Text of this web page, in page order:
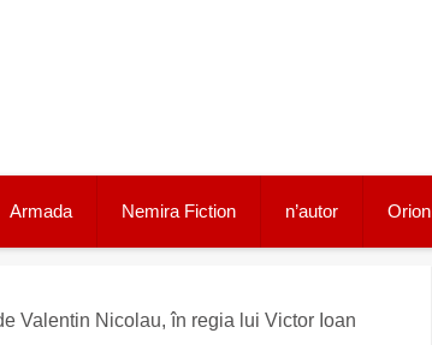
Armada Nemira Fiction n’autor Orion
Valentin Nicolau, în regia lui Victor Ioan